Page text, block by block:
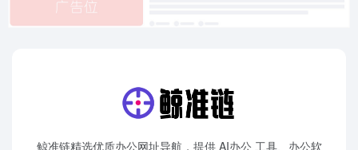
鲸准链精选优质办公网址导航，提供 AI办公 工具、办公软